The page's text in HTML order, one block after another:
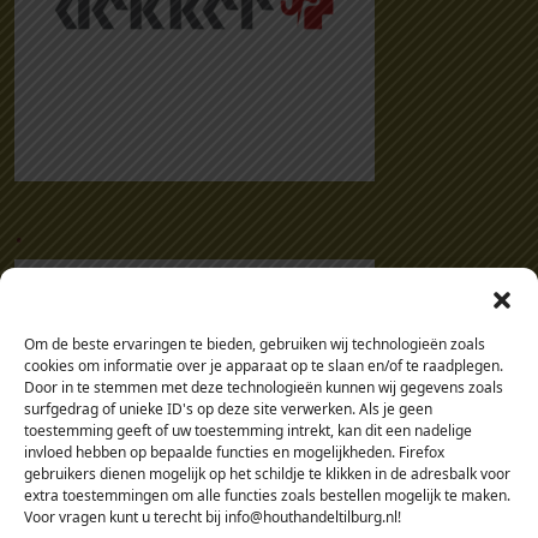
Om de beste ervaringen te bieden, gebruiken wij technologieën zoals
cookies om informatie over je apparaat op te slaan en/of te raadplegen.
Door in te stemmen met deze technologieën kunnen wij gegevens zoals
surfgedrag of unieke ID's op deze site verwerken. Als je geen
toestemming geeft of uw toestemming intrekt, kan dit een nadelige
invloed hebben op bepaalde functies en mogelijkheden. Firefox
gebruikers dienen mogelijk op het schildje te klikken in de adresbalk voor
extra toestemmingen om alle functies zoals bestellen mogelijk te maken.
Voor vragen kunt u terecht bij info@houthandeltilburg.nl!
.